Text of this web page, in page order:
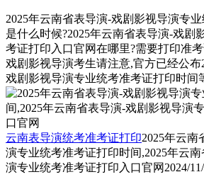
2025年云南省表导演-戏剧影视导演专
是什么时候?2025年云南省表导演-戏剧
考证打印入口官网在哪里?需要打印准
戏剧影视导演考生请注意,官方已经公
戏剧影视导演专业统考准考证打印时间
云南表导演统考准考证打印2025年云南
演专业统考准考证打印时间,2025年云
演专业统考准考证打印入口官网 2024/